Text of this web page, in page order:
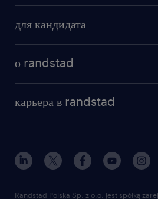
бонусы для работников
для кандидата
о randstad
институт исследований randstad
для медиа
для поставщиков
карьера в randstad
наш мир
работа в randstad
отправить резюме
Randstad Polska Sp. z o.o. jest spółką